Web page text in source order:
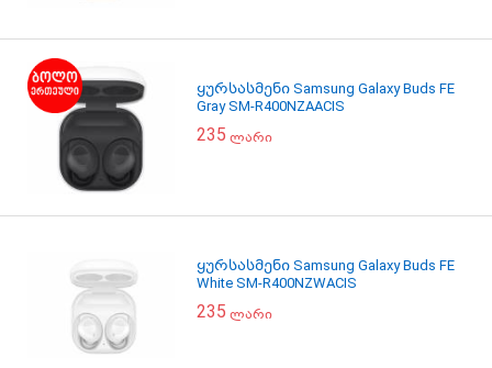
ყურსასმენი Samsung Galaxy Buds FE
Gray SM-R400NZAACIS
235 ლარი
ყურსასმენი Samsung Galaxy Buds FE
White SM-R400NZWACIS
235 ლარი